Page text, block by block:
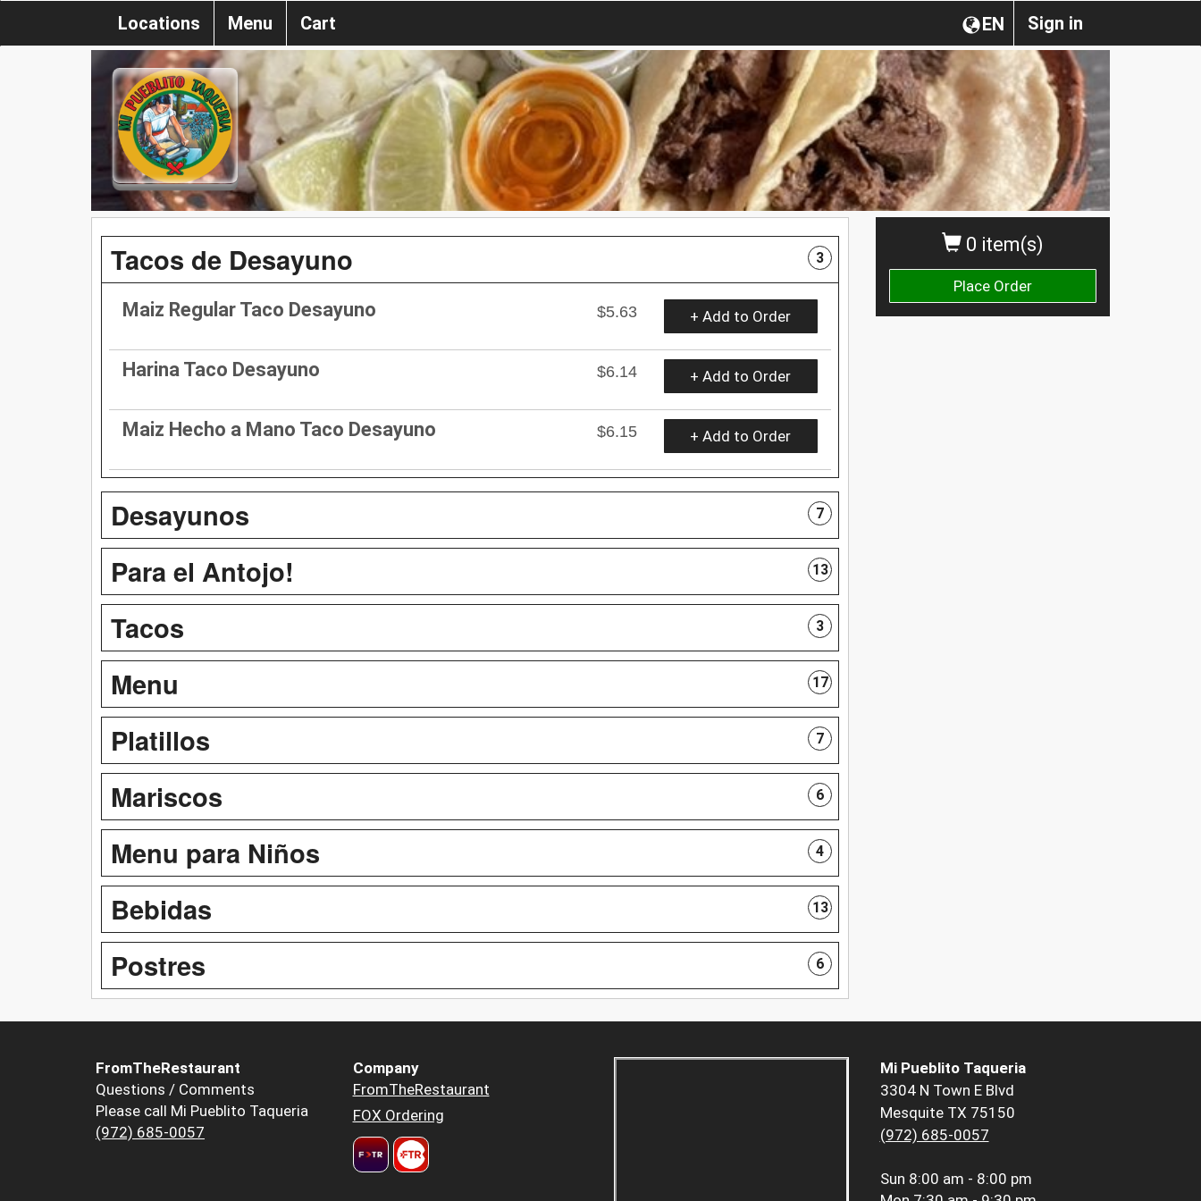
Sign in
EN
Locations Menu Cart
0 item(s)
Place Order
Tacos de Desayuno 3
Maiz Regular Taco Desayuno $5.63 + Add to Order
Harina Taco Desayuno $6.14 + Add to Order
Maiz Hecho a Mano Taco Desayuno $6.15 + Add to Order
Desayunos 7
Para el Antojo! 13
Tacos 3
Menu 17
Platillos 7
Mariscos 6
Menu para Niños 4
Bebidas 13
Postres 6
FromTheRestaurant
Questions / Comments
Please call Mi Pueblito Taqueria
(972) 685-0057
Company
FromTheRestaurant
FOX Ordering
Mi Pueblito Taqueria
3304 N Town E Blvd
Mesquite TX 75150
(972) 685-0057
Sun 8:00 am - 8:00 pm